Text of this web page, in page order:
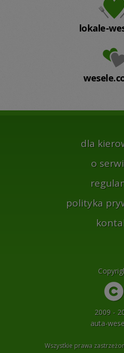
lokale-
dla
o
polityka
2009 -
auta-
Wszystkie prawa